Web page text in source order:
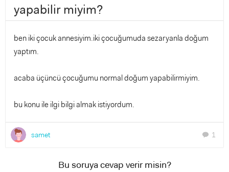
yapabilir miyim?
ben iki çocuk annesiyim.iki çocuğumuda sezaryanla doğum
yaptım.
acaba üçüncü çocuğumu normal doğum yapabilirmiyim.
bu konu ile ilgi bilgi almak istiyordum.
samet chat 1
Bu soruya cevap verir misin?